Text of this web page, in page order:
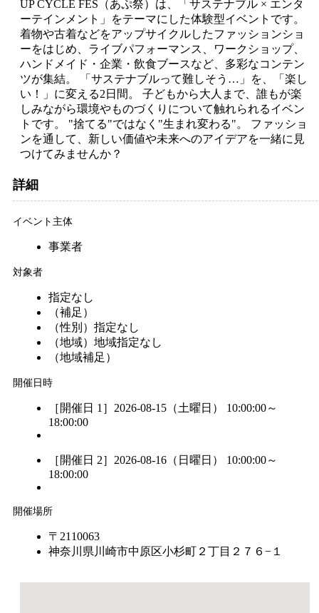
UP CYCLE FES（あぷ祭）は、「サステナブル × エンタ
ーテインメント」をテーマにした体験型イベントです。
着物や古着などをアップサイクルしたファッションショ
ーをはじめ、ライブパフォーマンス、ワークショップ、
ハンドメイド・企業・飲食ブースなど、多彩なコンテン
ツが集結。 「サステナブルって難しそう…」を、「楽し
い！」に変える2日間。 子どもから大人まで、誰もが楽
しみながら環境やものづくりについて触れられるイベン
トです。 "捨てる"ではなく"生まれ変わる"。 ファッショ
ンを通して、新しい価値や未来へのアイデアを一緒に見
つけてみませんか？
詳細
イベント主体
事業者
対象者
指定なし
（補足）
（性別） 指定なし
（地域） 地域指定なし
（地域補足）
開催日時
［開催日 1］2026-08-15（土曜日） 10:00:00～
18:00:00
［開催日 2］2026-08-16（日曜日） 10:00:00～
18:00:00
開催場所
〒2110063
神奈川県川崎市中原区小杉町２丁目２７６−１